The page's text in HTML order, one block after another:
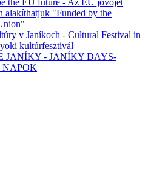
the EU future - Az EÚ jövőjét
alakíthatjuk "Funded by the
v Janíkoch - Cultural Festival in
kultúrfesztivál
JANÍKY - JANÍKY DAYS-